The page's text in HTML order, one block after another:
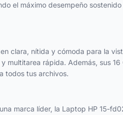
el máximo desempeño
clara, nítida y cómoda para la
rápida. Además, sus 16
todos tus archivos.
marca líder, la Laptop HP 15-